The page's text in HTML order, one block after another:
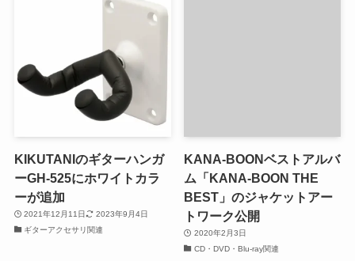
KIKUTANIのギターハンガ
ーGH-525にホワイトカラ
ーが追加
2021年12月11日
2023年9月4日
ギターアクセサリ関連
KANA-BOONベストアルバ
ム「KANA-BOON THE
BEST」のジャケットアー
トワーク公開
2020年2月3日
CD・DVD・Blu-ray関連